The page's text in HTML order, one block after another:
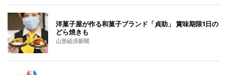
洋菓子屋が作る和菓子ブランド「貞助」 賞味期限1日の
どら焼きも
山形経済新聞